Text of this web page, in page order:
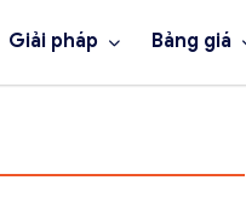
Giải pháp Bảng giá